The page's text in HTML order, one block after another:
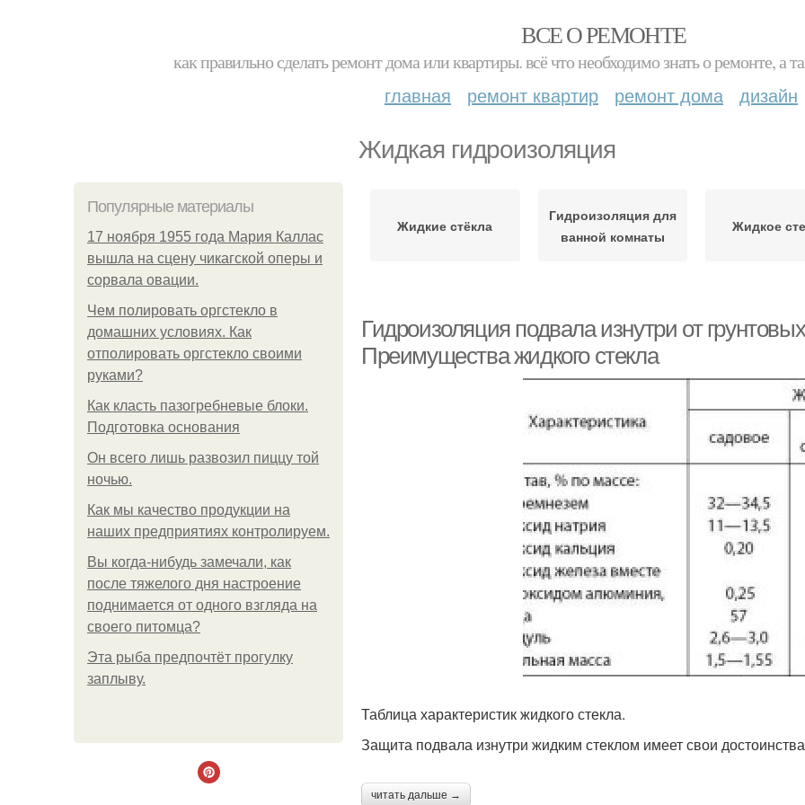
ВСЕ О РЕМОНТЕ
как правильно сделать ремонт дома или квартиры. всё что необходимо знать о ремонте,
главная ремонт квартир ремонт дома дизайн
Жидкая гидроизоляция
Популярные материалы
17 ноября 1955 года Мария Каллас
вышла на сцену чикагской оперы и
сорвала овации.
Чем полировать оргстекло в
домашних условиях. Как
отполировать оргстекло своими
руками?
Как класть пазогребневые блоки.
Подготовка основания
Он всего лишь развозил пиццу той
ночью.
Как мы качество продукции на
наших предприятиях контролируем.
Вы когда-нибудь замечали, как
после тяжелого дня настроение
поднимается от одного взгляда на
своего питомца?
Эта рыба предпочтёт прогулку
заплыву.
Жидкие стёкла
Гидроизоляция для
ванной комнаты
Жидкое
Гидроизоляция подвала изнутри от
Преимущества жидкого стекла
Таблица характеристик жидкого стекла.
Защита подвала изнутри жидким стеклом имеет свои
читать дальше →